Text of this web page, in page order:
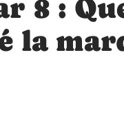
8 :
la